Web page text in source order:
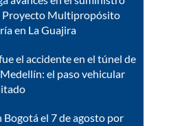
Proyecto Multipropósito
en La Guajira
el accidente en el túnel de
el paso vehicular
Bogotá el 7 de agosto por